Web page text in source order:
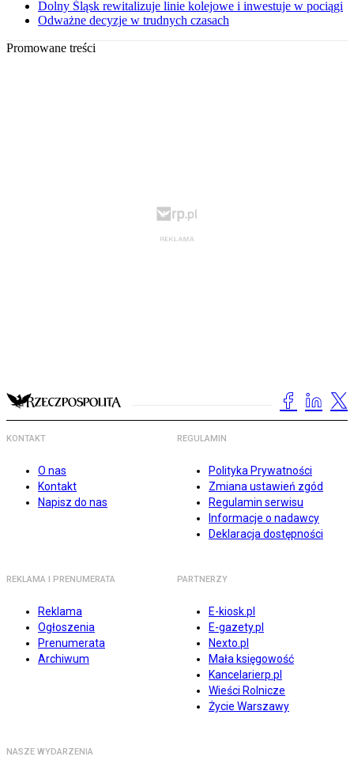
Dolny Śląsk rewitalizuje linie kolejowe i inwestuje w pociągi
Odważne decyzje w trudnych czasach
Promowane treści
KONTAKT
O nas
Kontakt
Napisz do nas
REGULAMIN
Polityka Prywatności
Zmiana ustawień zgód
Regulamin serwisu
Informacje o nadawcy
Deklaracja dostępności
REKLAMA I PRENUMERATA
Reklama
Ogłoszenia
Prenumerata
Archiwum
PARTNERZY
E-kiosk.pl
E-gazety.pl
Nexto.pl
Mała księgowość
Kancelarierp.pl
Wieści Rolnicze
Życie Warszawy
NASZE WYDARZENIA